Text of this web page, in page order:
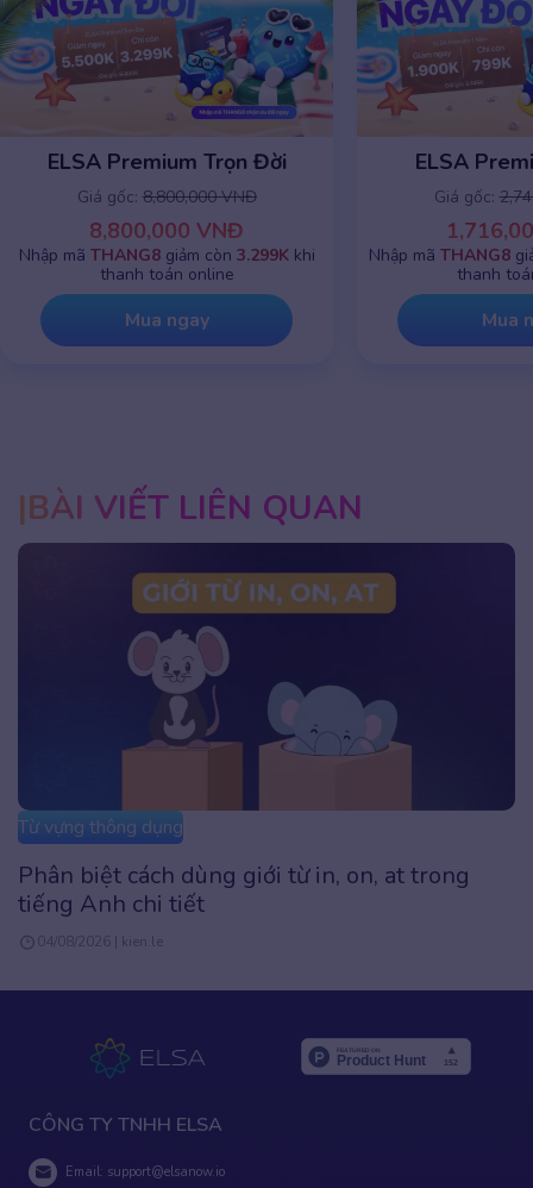
ELSA Premium Trọn Đời
Giá gốc: 8,800,000 VNĐ
8,800,000 VNĐ
Nhập mã THANG8giảm còn 3.299Kkhi
thanh toán online
Mua ngay
ELSA
Giá gốc:
Nhập mã THANG8
thanh
Mua
BÀI VIẾT LIÊN QUAN
Từ vựng thông dụng
Phân biệt cách dùng giới từ in, on, at trong
tiếng Anh chi tiết
04/08/2026 | kien.le
CÔNG TY TNHH ELSA
Email: support@elsanow.io